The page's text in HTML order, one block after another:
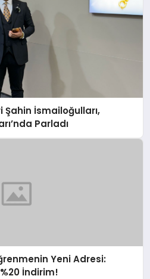
Şahin İsmailoğulları,
Parladı ￼
Yeni Adresi:
%20 İndirim!